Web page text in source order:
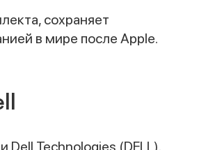
сохраняет
в мире после Apple.
Dell Technologies (DELL).